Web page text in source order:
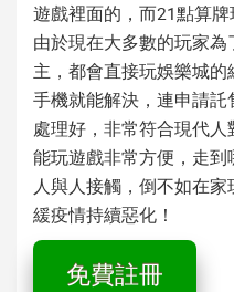
遊戲裡面的，而21點算牌
由於現在大多數的玩家
主，都會直接玩娛樂城的
手機就能解決，連申請
處理好，非常符合現代
能玩遊戲非常方便，走
人與人接觸，倒不如在
緩疫情持續惡化！
免費註冊